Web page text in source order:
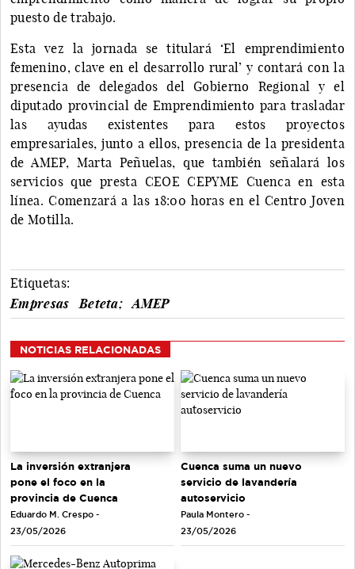
puesto de trabajo.
Esta vez la jornada se titulará ‘El emprendimiento
femenino, clave en el desarrollo rural’ y contará con la
presencia de delegados del Gobierno Regional y el
diputado provincial de Emprendimiento para trasladar
las ayudas existentes para estos proyectos
empresariales, junto a ellos, presencia de la presidenta
de AMEP, Marta Peñuelas, que también señalará los
servicios que presta CEOE CEPYME Cuenca en esta
línea. Comenzará a las 18:00 horas en el Centro Joven
de Motilla.
Etiquetas:
Empresas
Beteta; AMEP
NOTICIAS RELACIONADAS
La inversión extranjera
pone el foco en la
provincia de Cuenca
Eduardo M. Crespo -
23/05/2026
Cuenca suma un nuevo
servicio de lavandería
autoservicio
Paula Montero -
23/05/2026